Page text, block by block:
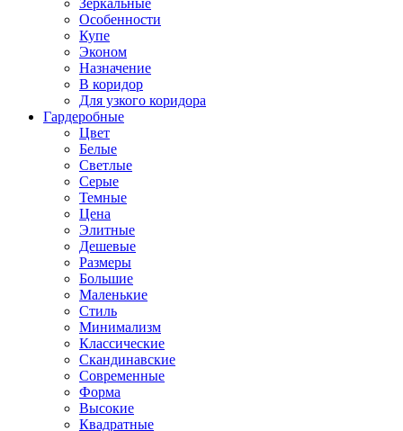
Зеркальные
Особенности
Купе
Эконом
Назначение
В коридор
Для узкого коридора
Гардеробные
Цвет
Белые
Светлые
Серые
Темные
Цена
Элитные
Дешевые
Размеры
Большие
Маленькие
Стиль
Минимализм
Классические
Скандинавские
Современные
Форма
Высокие
Квадратные